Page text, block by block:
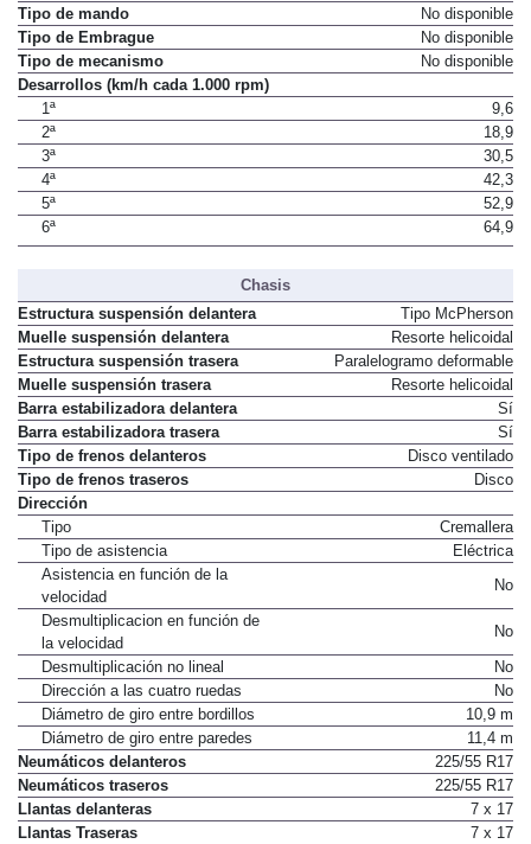
Tipo de mando
No disponible
Tipo de Embrague
No disponible
Tipo de mecanismo
No disponible
Desarrollos (km/h cada 1.000 rpm)
1ª
9,6
2ª
18,9
3ª
30,5
4ª
42,3
5ª
52,9
6ª
64,9
Chasis
Estructura suspensión delantera
Tipo McPherson
Muelle suspensión delantera
Resorte helicoidal
Estructura suspensión trasera
Paralelogramo deformable
Muelle suspensión trasera
Resorte helicoidal
Barra estabilizadora delantera
Sí
Barra estabilizadora trasera
Sí
Tipo de frenos delanteros
Disco ventilado
Tipo de frenos traseros
Disco
Dirección
Tipo
Cremallera
Tipo de asistencia
Eléctrica
Asistencia en función de la
velocidad
No
Desmultiplicacion en función de
la velocidad
No
Desmultiplicación no lineal
No
Dirección a las cuatro ruedas
No
Diámetro de giro entre bordillos
10,9 m
Diámetro de giro entre paredes
11,4 m
Neumáticos delanteros
225/55 R17
Neumáticos traseros
225/55 R17
Llantas delanteras
7 x 17
Llantas Traseras
7 x 17